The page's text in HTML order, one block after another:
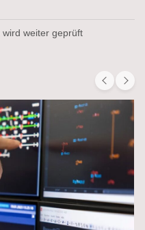
weiter geprüft